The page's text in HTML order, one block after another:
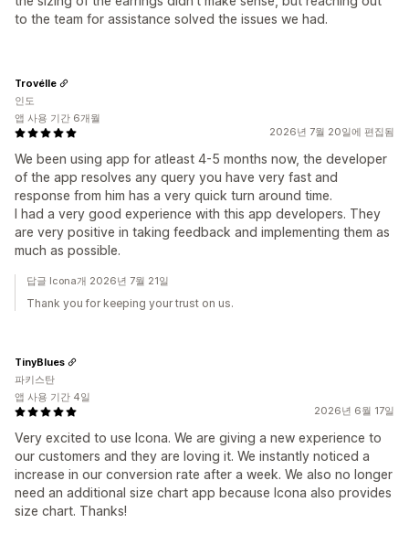
to the team for assistance solved the issues we had.
2026년 7월 20일에 편집됨
We been using app for atleast 4-5 months now, the developer
of the app resolves any query you have very fast and
response from him has a very quick turn around time.
I had a very good experience with this app developers. They
are very positive in taking feedback and implementing them as
much as possible.
Trovélle
인도
앱 사용 기간 6개월
답글 Icona개 2026년 7월 21일
Thank you for keeping your trust on us.
2026년 6월 17일
Very excited to use Icona. We are giving a new experience to
our customers and they are loving it. We instantly noticed a
increase in our conversion rate after a week. We also no longer
need an additional size chart app because Icona also provides
size chart. Thanks!
TinyBlues
파키스탄
앱 사용 기간 4일